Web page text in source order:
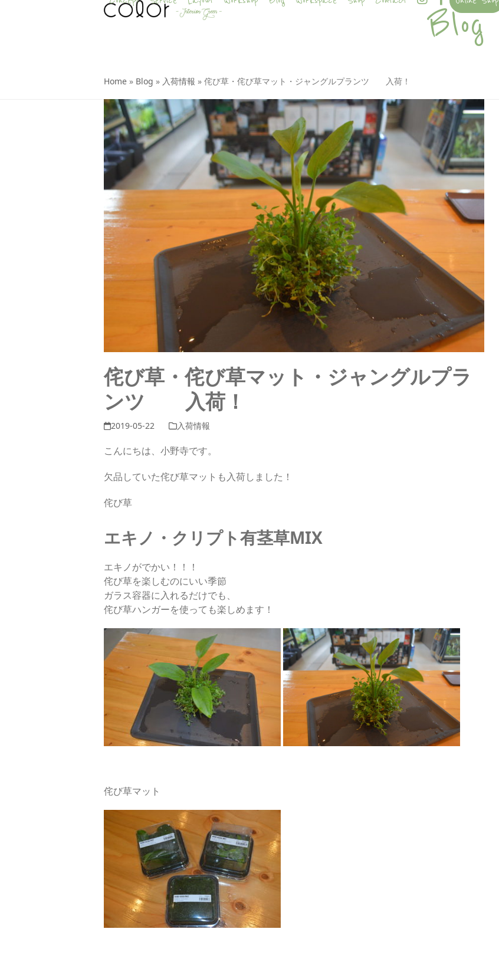
Blog
Home » Blog » 入荷情報 » 侘び草・侘び草マット・ジャングルプランツ 入荷！
侘び草・侘び草マット・ジャングルプラ
ンツ 入荷！
2019-05-22 入荷情報
こんにちは、小野寺です。
欠品していた侘び草マットも入荷しました！
侘び草
エキノ・クリプト有茎草MIX
エキノがでかい！！！
侘び草を楽しむのにいい季節
ガラス容器に入れるだけでも、
侘び草ハンガーを使っても楽しめます！
侘び草マット